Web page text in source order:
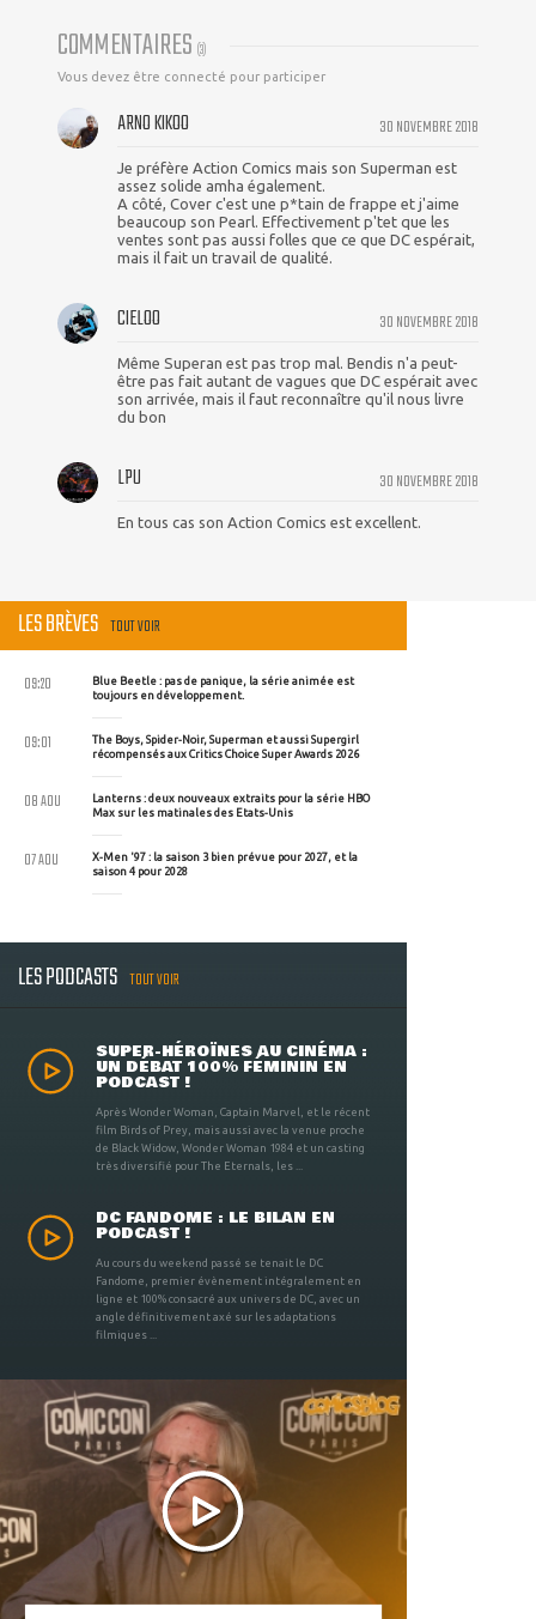
COMMENTAIRES (3)
Vous devez être connecté pour participer
30 NOVEMBRE 2018
ARNO KIKOO
Je préfère Action Comics mais son Superman est
assez solide amha également.
A côté, Cover c'est une p*tain de frappe et j'aime
beaucoup son Pearl. Effectivement p'tet que les
ventes sont pas aussi folles que ce que DC espérait,
mais il fait un travail de qualité.
30 NOVEMBRE 2018
CIELOO
Même Superan est pas trop mal. Bendis n'a peut-
être pas fait autant de vagues que DC espérait avec
son arrivée, mais il faut reconnaître qu'il nous livre
du bon
30 NOVEMBRE 2018
LPU
En tous cas son Action Comics est excellent.
LES BRÈVES TOUT VOIR
Blue Beetle : pas de panique, la série animée est
toujours en développement.
09:20
The Boys, Spider-Noir, Superman et aussi Supergirl
récompensés aux Critics Choice Super Awards 2026
09:01
Lanterns : deux nouveaux extraits pour la série HBO
Max sur les matinales des Etats-Unis
08 AOU
X-Men '97 : la saison 3 bien prévue pour 2027, et la
saison 4 pour 2028
07 AOU
LES PODCASTS TOUT VOIR
SUPER-HÉROÏNES AU CINÉMA :
UN DÉBAT 100% FÉMININ EN
PODCAST !
Après Wonder Woman, Captain Marvel, et le récent
film Birds of Prey, mais aussi avec la venue proche
de Black Widow, Wonder Woman 1984 et un casting
très diversifié pour The Eternals, les ...
DC FANDOME : LE BILAN EN
PODCAST !
Au cours du weekend passé se tenait le DC
Fandome, premier évènement intégralement en
ligne et 100% consacré aux univers de DC, avec un
angle définitivement axé sur les adaptations
filmiques ...